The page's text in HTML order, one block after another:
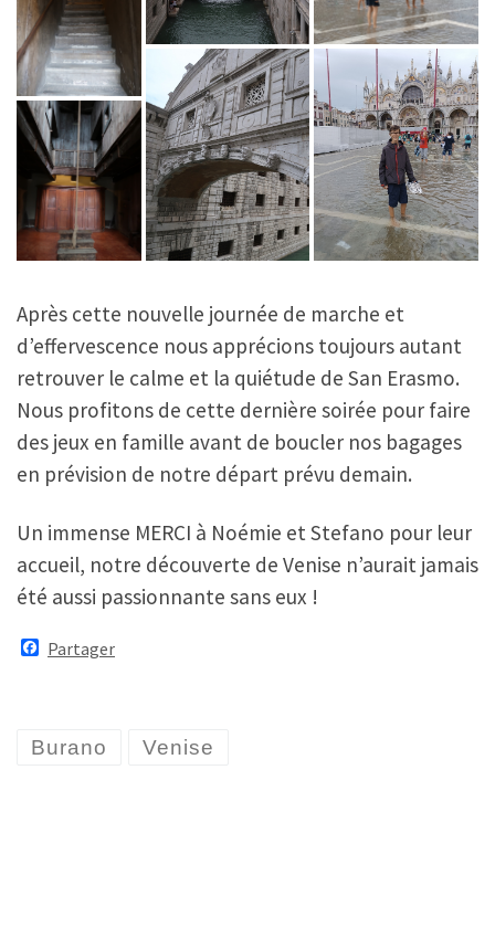
Après cette nouvelle journée de marche et
d’effervescence nous apprécions toujours autant
retrouver le calme et la quiétude de San Erasmo.
Nous profitons de cette dernière soirée pour faire
des jeux en famille avant de boucler nos bagages
en prévision de notre départ prévu demain.
Un immense MERCI à Noémie et Stefano pour leur
accueil, notre découverte de Venise n’aurait jamais
été aussi passionnante sans eux !
o
o
Partager
Burano Venise